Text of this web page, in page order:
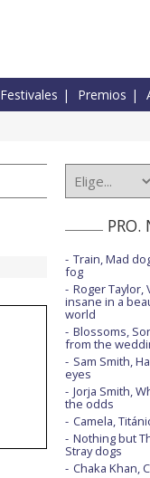
Festivales Premios
PRO.
Train, Mad
fog
Roger Taylor,
insane in a
world
Blossoms,
from the
Sam Smith,
eyes
Jorja Smith,
the odds
Camela,
Nothing but
Stray dogs
Chaka Khan,